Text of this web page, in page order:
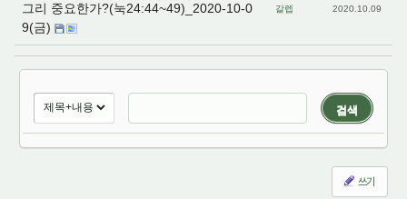
그리 중요한가?(눅24:44~49)_2020-10-0
9(금)
갈렙 2020.10.09
검색
쓰기